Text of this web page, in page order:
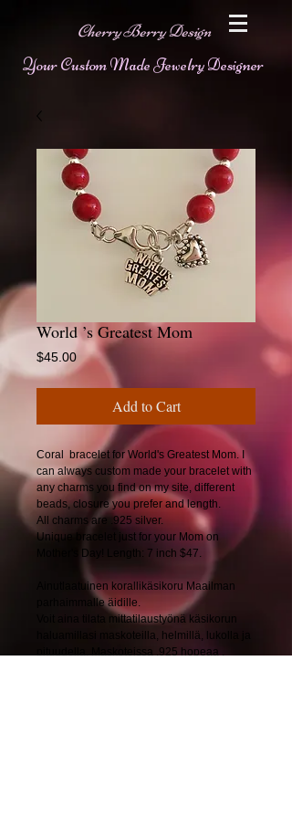
Cherry Berry Design
Your Custom Made Jewelry Designer
World ’s Greatest Mom
$45.00Price
Add to Cart
Coral bracelet for World's Greatest Mom. I
can always custom made your bracelet with
any charms you find on my site, different
beads, closure you prefer and length.
All charms are .925 silver.
Unique bracelet just for your Mom on
Mother's Day! Length: 7 inch $47.
Ainutlaatuinen korallikäsikoru Maailman
parhaimmalle äidille.
Voit aina tilata mittatilaustyönä käsikorun
haluamillasi maskoteilla, helmillä, lukolla ja
pituudella. Maskoteissa .925 hopeaa .